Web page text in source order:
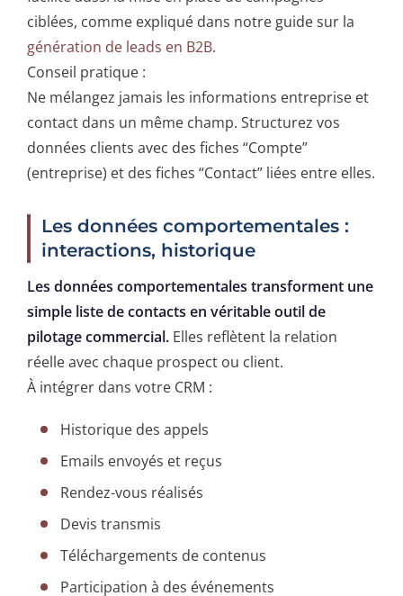
ciblées, comme expliqué dans notre guide sur la
génération de leads en B2B.
Conseil pratique :
Ne mélangez jamais les informations entreprise et
contact dans un même champ. Structurez vos
données clients avec des fiches “Compte”
(entreprise) et des fiches “Contact” liées entre elles.
Les données comportementales :
interactions, historique
Les données comportementales transforment une
simple liste de contacts en véritable outil de
pilotage commercial. Elles reflètent la relation
réelle avec chaque prospect ou client.
À intégrer dans votre CRM :
Historique des appels
Emails envoyés et reçus
Rendez-vous réalisés
Devis transmis
Téléchargements de contenus
Participation à des événements